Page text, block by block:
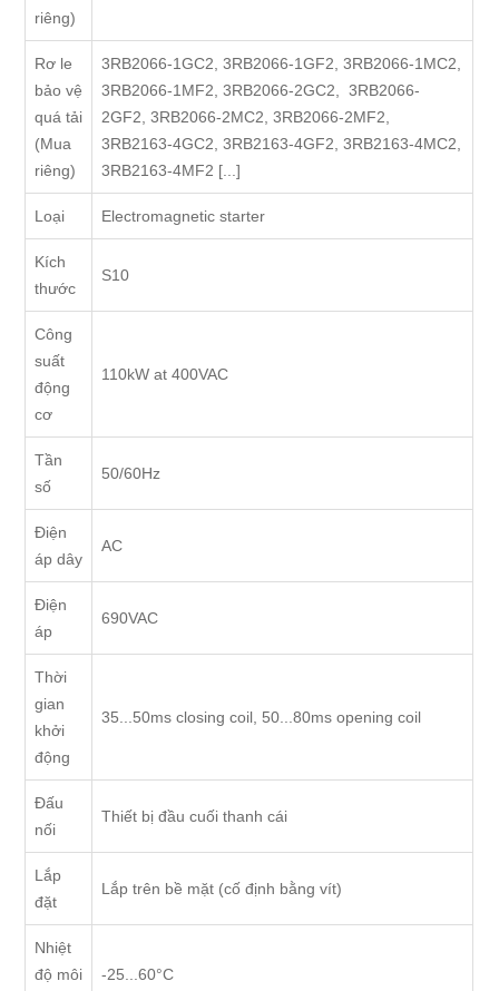
riêng)
Rơ le
bảo vệ
quá tải
(Mua
riêng)
3RB2066-1GC2, 3RB2066-1GF2, 3RB2066-1MC2,
3RB2066-1MF2, 3RB2066-2GC2, 3RB2066-
2GF2, 3RB2066-2MC2, 3RB2066-2MF2,
3RB2163-4GC2, 3RB2163-4GF2, 3RB2163-4MC2,
3RB2163-4MF2 [...]
Loại Electromagnetic starter
Kích
thước
S10
Công
suất
động
cơ
110kW at 400VAC
Tần
số
50/60Hz
Điện
áp dây
AC
Điện
áp
690VAC
Thời
gian
khởi
động
35...50ms closing coil, 50...80ms opening coil
Đấu
nối
Thiết bị đầu cuối thanh cái
Lắp
đặt
Lắp trên bề mặt (cố định bằng vít)
Nhiệt
độ môi
-25...60°C